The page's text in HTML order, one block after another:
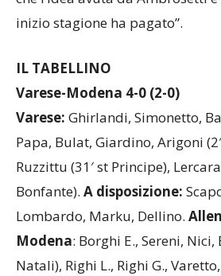
inizio stagione ha pagato”.
IL TABELLINO
Varese-Modena 4-0 (2-0)
Varese: Ghirlandi, Simonetto,
Papa, Bulat, Giardino, Arigoni
Ruzzittu (31′ st Principe),
Bonfante). A disposizione:
Lombardo, Marku, Dellino.
Modena: Borghi E., Sereni, Nici,
Natali), Righi L., Righi G.,